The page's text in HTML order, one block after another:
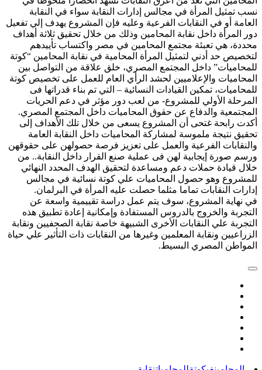
تمثيل المرأة في مجالس إدارات النقابة سواء في النقابة
أو في النقابات الفرعية وعليه فإن المشروع يهدف إلي تفعيل
المرأة داخل نقابة المحامين وذلك من خلال تحقيق ثلاثة أهداف
هي تعبئة مجتمع المحامين في مصر واكتساب تأييدهم
حد أدني لتمثيل المرأة المحامية في نقابة المحامين “كوتة
داخل المجتمع المصري، خلق علاقة من التواصل بين
والإعلاميين لحشد الرأي العام للعمل على تخصيص كوتة
تمكين القيادات النسائية – التي تم بناء قدراتها فى
الأولي للمشروع- من لعب دور مؤثر في دعم الحريات
والدفاع عن حقوق المحاميات داخل المجتمع المصري.
رابحة غتحى أن المشروع يسعى من خلال تلك الأهداف إلى
نتيجة ملموسة لمشاركة المحاميات داخل النقابة العامة
الفرعية والعمل على تعزيز فرصة حصولهن على حقوقهن
صورة إيجابية لهن فى عملية صنع القرار داخل النقابة.. من
قيادة حملات دعم ومساعدة لتحقيق الهدف المحدد النهائي
وهو حصول المحاميات علي كوتة نسائية في مجالس
النقابات تماما مثلما حصلت عليه المرأة في البرلمان.
نهاية المشروع، سوف يتم عمل دراسة تقييمية واسعة عن
والخروج بالدروس المستفادة وإمكانية إعادة تطبيق هذه
علي النقابات الأخرى الشبيهة خاصة نقابة الصحفيين ونقابة
ونقابة المعلمين وغيرها من النقابات ذات التأثير علي حياة
المصري البسيط.